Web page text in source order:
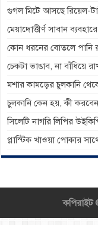
গুগল মিটে আসছে রিয়েল-
মেয়াদোত্তীর্ণ সাবান
কোন ধরনের বোতলে পানি
চেকটা ভাঙাব, না বাঁধিয়ে
মশার কামড়ের চুলকানি
চুলকানি কেন হয়, কী করবেন
সিলেটি নাগরি লিপির
প্লাস্টিক খাওয়া পোকার
কপিরাইট